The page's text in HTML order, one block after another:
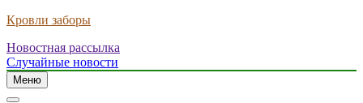
Кровли заборы
Новостная рассылка
Случайные новости
Меню